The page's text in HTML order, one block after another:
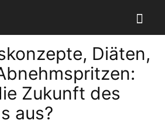
Diäten,
Zukunft des
aus?